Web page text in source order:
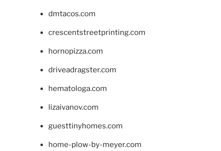
dmtacos.com
crescentstreetprinting.com
hornopizza.com
driveadragster.com
hematologa.com
lizaivanov.com
guesttinyhomes.com
home-plow-by-meyer.com